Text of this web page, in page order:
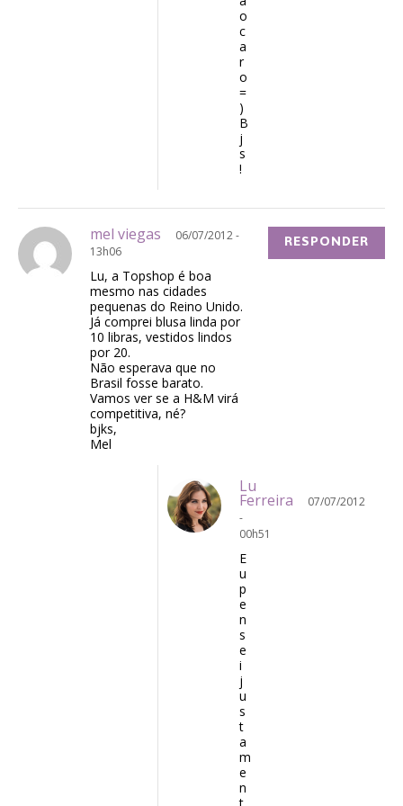
o
c
a
r
o
=
)
B
j
s
!
mel viegas
06/07/2012 -
13h06
Lu, a Topshop é boa
mesmo nas cidades
pequenas do Reino Unido.
Já comprei blusa linda por
10 libras, vestidos lindos
por 20.
Não esperava que no
Brasil fosse barato.
Vamos ver se a H&M virá
competitiva, né?
bjks,
Mel
RESPONDER
Lu
Ferreira
07/07/2012
-
00h51
E
u
p
e
n
s
e
i
j
u
s
t
a
m
e
n
t